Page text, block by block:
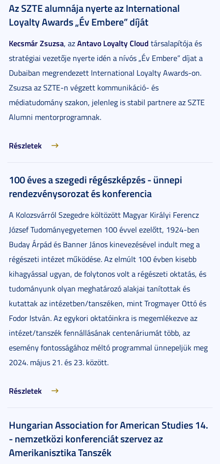
Az SZTE alumnája nyerte az International
Loyalty Awards „Év Embere” díját
Kecsmár Zsuzsa, azAntavo Loyalty Cloud társalapítója és
stratégiai vezetője nyerte idén a nívós „Év Embere” díjat a
Dubaiban megrendezett International Loyalty Awards-on.
Zsuzsa az SZTE-n végzett kommunikáció- és
médiatudomány szakon, jelenleg is stabil partnere az SZTE
Alumni mentorprogramnak.
Részletek
100 éves a szegedi régészképzés - ünnepi
rendezvénysorozat és konferencia
A Kolozsvárról Szegedre költözött Magyar Királyi Ferencz
József Tudományegyetemen 100 évvel ezelőtt, 1924-ben
Buday Árpád és Banner János kinevezésével indult meg a
régészeti intézet működése. Az elmúlt 100 évben kisebb
kihagyással ugyan, de folytonos volt a régészeti oktatás, és
tudományunk olyan meghatározó alakjai tanítottak és
kutattak az intézetben/tanszéken, mint Trogmayer Ottó és
Fodor István. Az egykori oktatóinkra is megemlékezve az
intézet/tanszék fennállásának centenáriumát több, az
esemény fontosságához méltó programmal ünnepeljük meg
2024. május 21. és 23. között.
Részletek
Hungarian Association for American Studies 14.
- nemzetközi konferenciát szervez az
Amerikanisztika Tanszék